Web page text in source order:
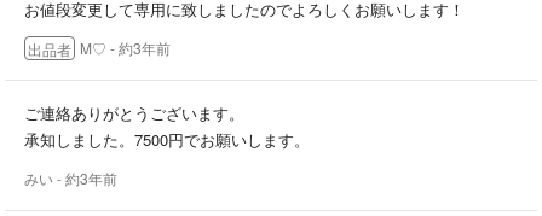
お値段変更して専用に致しましたのでよろしくお願いします！
出品者 M♡ - 約3年前
ご連絡ありがとうございます。
承知しました。7500円でお願いします。
みい- 約3年前